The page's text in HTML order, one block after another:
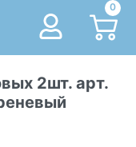
0
2шт. арт.